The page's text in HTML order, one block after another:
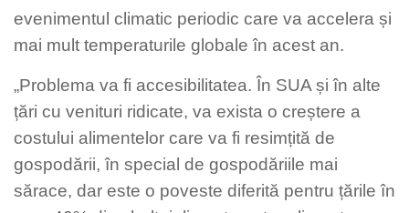
evenimentul climatic periodic care va accelera și
mai mult temperaturile globale în acest an.
„Problema va fi accesibilitatea. În SUA și în alte
țări cu venituri ridicate, va exista o creștere a
costului alimentelor care va fi resimțită de
gospodării, în special de gospodăriile mai
sărace, dar este o poveste diferită pentru țările în